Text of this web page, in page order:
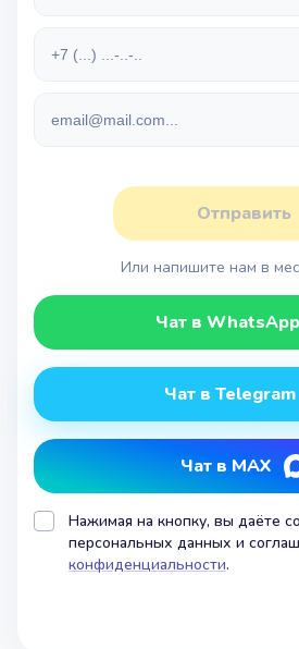
Отправить
Или напишите нам в
Чат в WhatsApp
Чат в Telegram
Чат в MAX
Нажимая на кнопку, вы даёте
персональных данных и
конфиденциальности.